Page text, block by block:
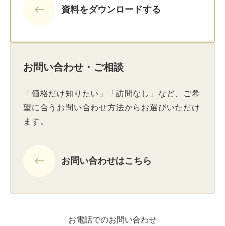
keyboard_backspace 資料をダウンロードする
お問い合わせ・ご相談
「価格だけ知りたい」「訪問なし」など、ご希
望に合うお問い合わせ方法からお選びいただけ
ます。
keyboard_backspace お問い合わせはこちら
お電話でのお問い合わせ